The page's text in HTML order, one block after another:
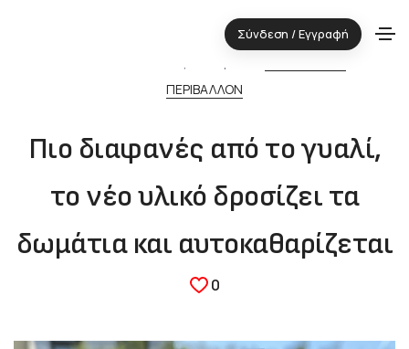
Σύνδεση / Εγγραφή
ΠΕΡΙΒΑΛΛΟΝ
Πιο διαφανές από το γυαλί,
το νέο υλικό δροσίζει τα
δωμάτια και αυτοκαθαρίζεται
0